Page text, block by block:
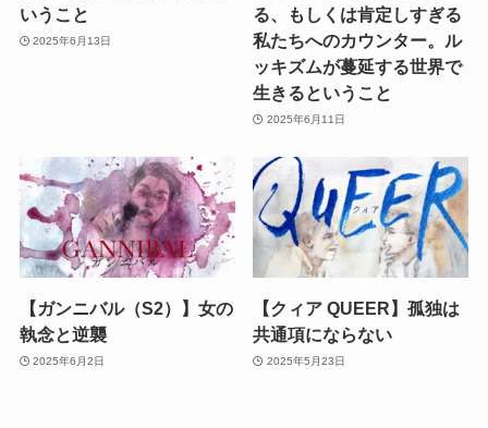
いうこと
2025年6月13日
る、もしくは肯定しすぎる
私たちへのカウンター。ル
ッキズムが蔓延する世界で
生きるということ
2025年6月11日
【ガンニバル（S2）】女の
執念と逆襲
2025年6月2日
【クィア QUEER】孤独は
共通項にならない
2025年5月23日